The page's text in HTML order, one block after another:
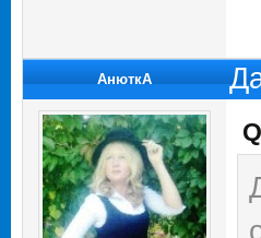
АнюткA